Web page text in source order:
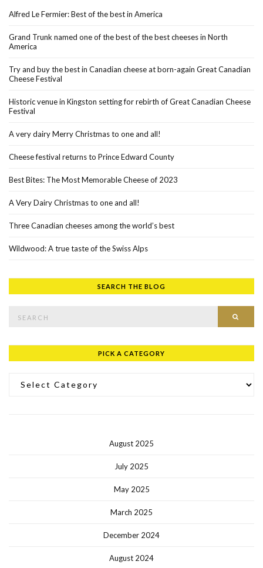
Alfred Le Fermier: Best of the best in America
Grand Trunk named one of the best of the best cheeses in North
America
Try and buy the best in Canadian cheese at born-again Great Canadian
Cheese Festival
Historic venue in Kingston setting for rebirth of Great Canadian Cheese
Festival
A very dairy Merry Christmas to one and all!
Cheese festival returns to Prince Edward County
Best Bites: The Most Memorable Cheese of 2023
A Very Dairy Christmas to one and all!
Three Canadian cheeses among the world’s best
Wildwood: A true taste of the Swiss Alps
SEARCH THE BLOG
PICK A CATEGORY
August 2025
July 2025
May 2025
March 2025
December 2024
August 2024